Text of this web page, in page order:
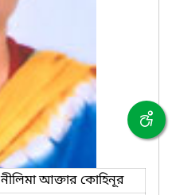
নীলিমা আক্তার কোহিনূর